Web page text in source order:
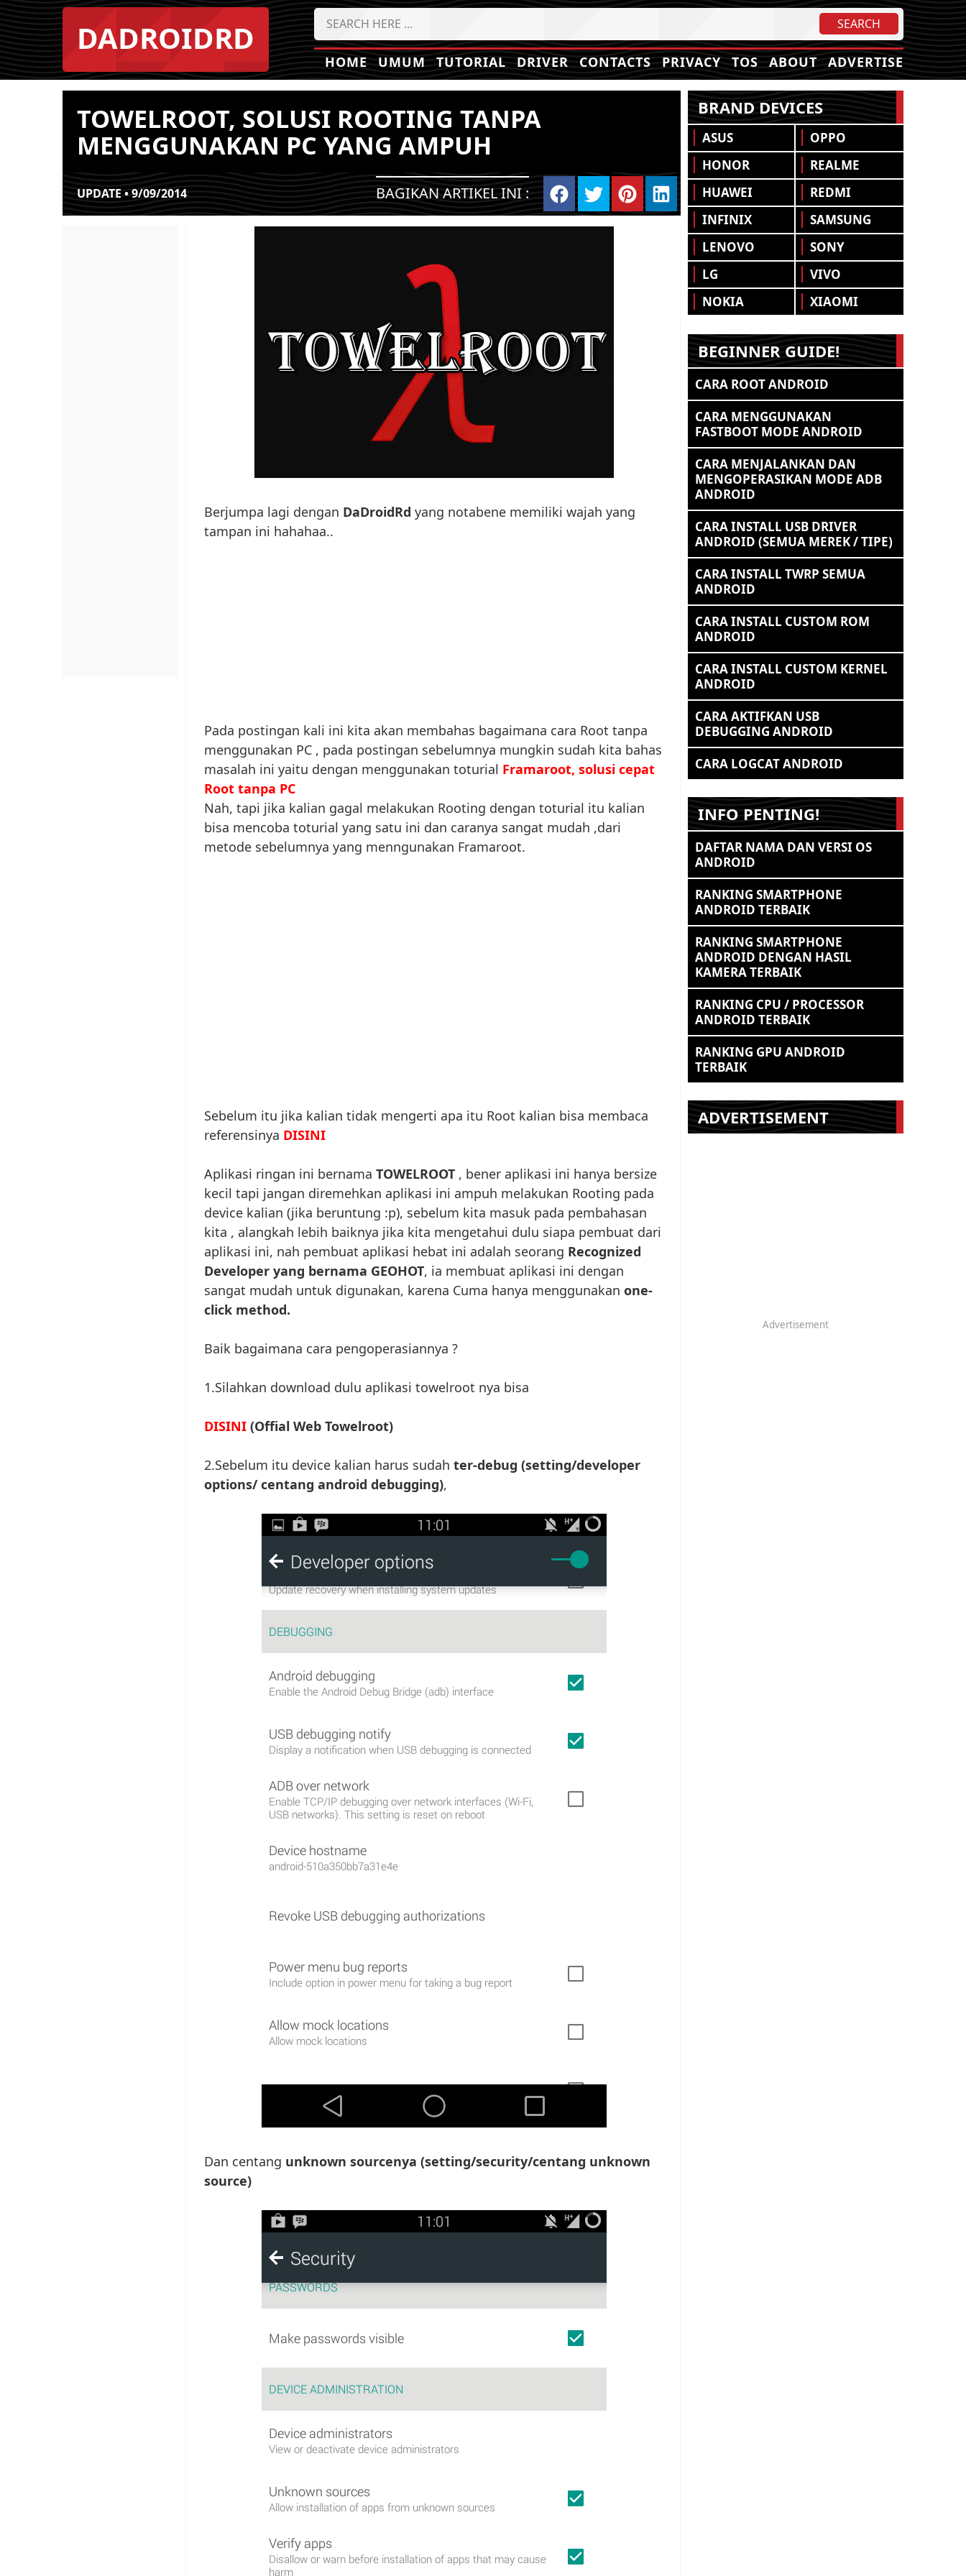
DADROIDRD
HOME UMUM TUTORIAL DRIVER CONTACTS PRIVACY TOS ABOUT ADVERTISE
TOWELROOT, SOLUSI ROOTING TANPA
MENGGUNAKAN PC YANG AMPUH
UPDATE • 9/09/2014 BAGIKAN ARTIKEL INI :
Berjumpa lagi dengan DaDroidRd yang notabene memiliki wajah yang
tampan ini hahahaa..
Pada postingan kali ini kita akan membahas bagaimana cara Root tanpa
menggunakan PC , pada postingan sebelumnya mungkin sudah kita bahas
masalah ini yaitu dengan menggunakan toturial Framaroot, solusi cepat
Root tanpa PC
Nah, tapi jika kalian gagal melakukan Rooting dengan toturial itu kalian
bisa mencoba toturial yang satu ini dan caranya sangat mudah ,dari
metode sebelumnya yang menngunakan Framaroot.
Sebelum itu jika kalian tidak mengerti apa itu Root kalian bisa membaca
referensinya DISINI
Aplikasi ringan ini bernama TOWELROOT , bener aplikasi ini hanya bersize
kecil tapi jangan diremehkan aplikasi ini ampuh melakukan Rooting pada
device kalian (jika beruntung :p), sebelum kita masuk pada pembahasan
kita , alangkah lebih baiknya jika kita mengetahui dulu siapa pembuat dari
aplikasi ini, nah pembuat aplikasi hebat ini adalah seorang Recognized
Developer yang bernama GEOHOT, ia membuat aplikasi ini dengan
sangat mudah untuk digunakan, karena Cuma hanya menggunakan one-
click method.
Baik bagaimana cara pengoperasiannya ?
1.Silahkan download dulu aplikasi towelroot nya bisa
DISINI (Offial Web Towelroot)
2.Sebelum itu device kalian harus sudah ter-debug (setting/developer
options/ centang android debugging),
Dan centang unknown sourcenya (setting/security/centang unknown
source)
BRAND DEVICES
ASUS
HONOR
HUAWEI
INFINIX
LENOVO
LG
NOKIA
OPPO
REALME
REDMI
SAMSUNG
SONY
VIVO
XIAOMI
BEGINNER GUIDE!
CARA ROOT ANDROID
CARA MENGGUNAKAN
FASTBOOT MODE ANDROID
CARA MENJALANKAN DAN
MENGOPERASIKAN MODE ADB
ANDROID
CARA INSTALL USB DRIVER
ANDROID (SEMUA MEREK / TIPE)
CARA INSTALL TWRP SEMUA
ANDROID
CARA INSTALL CUSTOM ROM
ANDROID
CARA INSTALL CUSTOM KERNEL
ANDROID
CARA AKTIFKAN USB
DEBUGGING ANDROID
CARA LOGCAT ANDROID
INFO PENTING!
DAFTAR NAMA DAN VERSI OS
ANDROID
RANKING SMARTPHONE
ANDROID TERBAIK
RANKING SMARTPHONE
ANDROID DENGAN HASIL
KAMERA TERBAIK
RANKING CPU / PROCESSOR
ANDROID TERBAIK
RANKING GPU ANDROID
TERBAIK
ADVERTISEMENT
Advertisement